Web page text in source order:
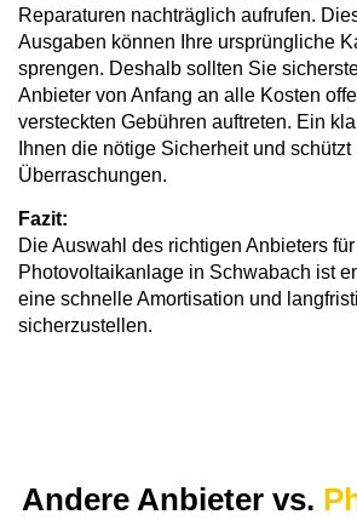
Reparaturen nachträglich aufrufen.
Ausgaben können Ihre ursprüngliche
sprengen. Deshalb sollten Sie
Anbieter von Anfang an alle Kosten
versteckten Gebühren auftreten. Ein
Ihnen die nötige Sicherheit und
Überraschungen.
Fazit:
Die Auswahl des richtigen Anbieters
Photovoltaikanlage in Schwabach ist
eine schnelle Amortisation und
sicherzustellen.
Andere Anbieter vs.